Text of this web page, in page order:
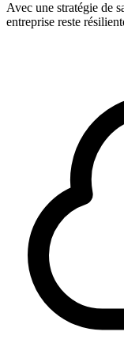
Avec une stratégie de
entreprise reste